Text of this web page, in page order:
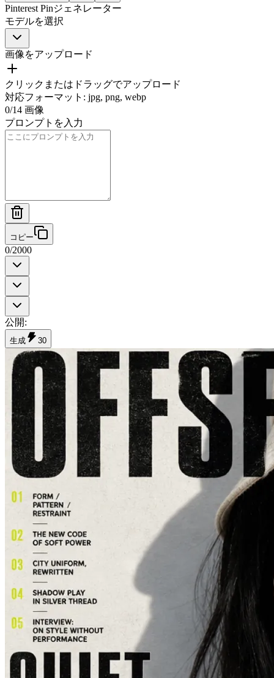
Pinterest Pinジェネレーター
モデルを選択
画像をアップロード
クリックまたはドラッグでアップロード
対応フォーマット : jpg, png, webp
0/14 画像
プロンプトを入力
コピー
0/2000
公開:
生成 30